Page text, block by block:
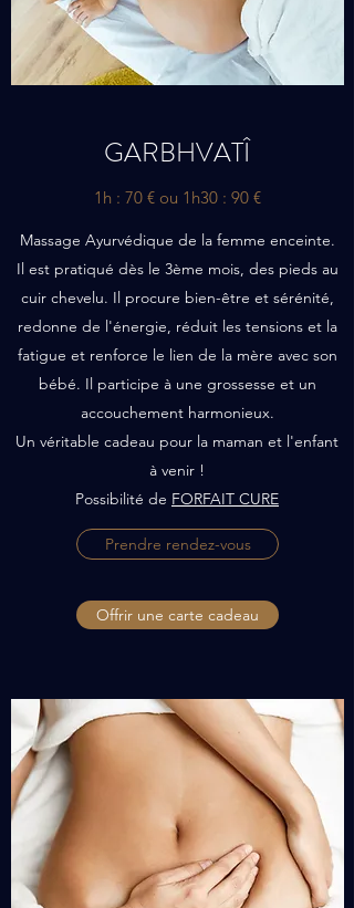
GARBHVATÎ
1h : 70 € ou 1h30 : 90 €
Massage Ayurvédique de la femme enceinte.
Il est pratiqué dès le 3ème mois, des pieds au
cuir chevelu. Il procure bien-être et sérénité,
redonne de l'énergie, réduit les tensions et la
fatigue et renforce le lien de la mère avec son
bébé. Il participe à une grossesse et un
accouchement harmonieux.
Un véritable cadeau pour la maman et l'enfant
à venir !
Possibilité de FORFAIT CURE
Prendre rendez-vous
Offrir une carte cadeau